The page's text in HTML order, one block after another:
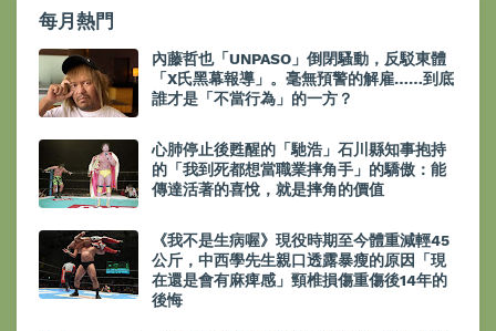
每月熱門
內藤哲也「UNPASO」倒閉騷動，反駁東體
「X氏黑幕報導」。毫無預警的解雇……到底
誰才是「不當行為」的一方？
心肺停止後甦醒的「馳浩」石川縣知事抱持
的「我到死都想當職業摔角手」的驕傲：能
傳達活著的喜悅，就是摔角的價值
《我不是生病喔》現役時期至今體重減輕45
公斤，中西學先生親口透露暴瘦的原因「現
在還是會有麻痺感」頸椎損傷重傷後14年的
後悔